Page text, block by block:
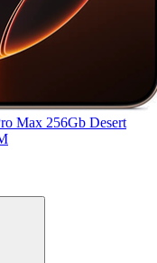
Max 256Gb Desert